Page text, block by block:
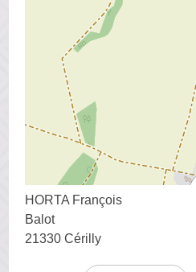
HORTA François
Balot
21330 Cérilly